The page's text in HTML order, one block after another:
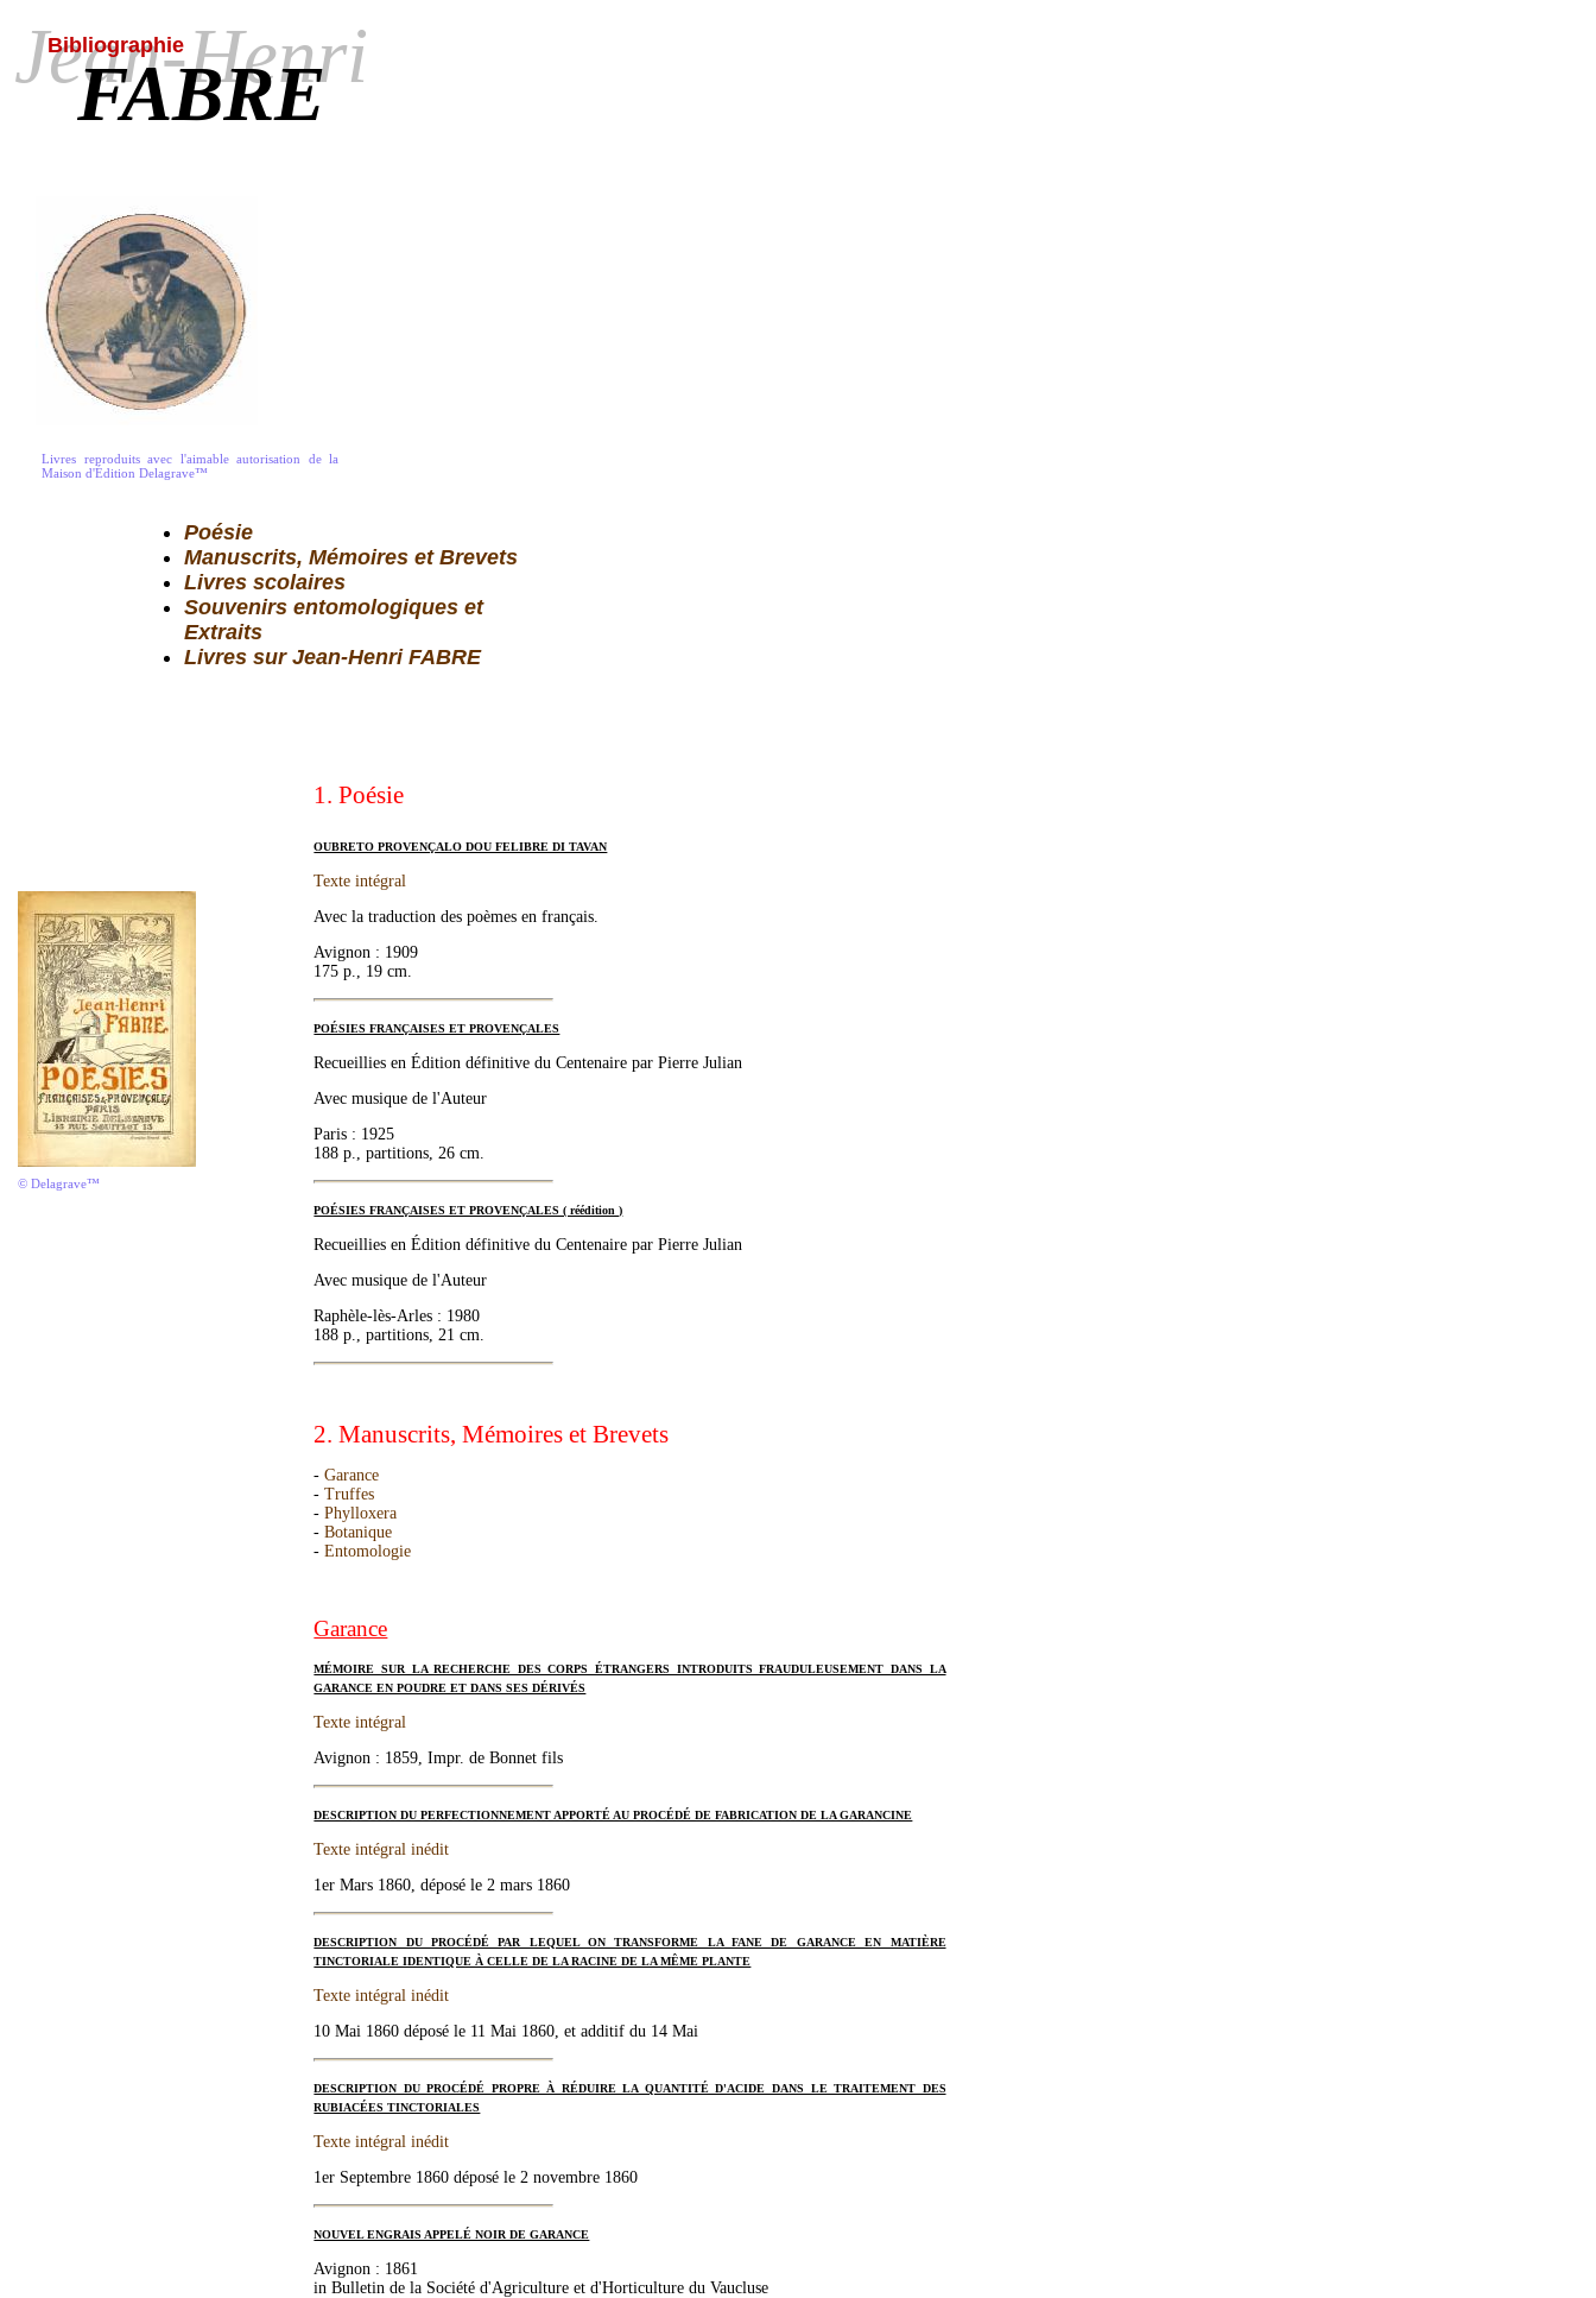
Jean-Henri
FABRE
Bibliographie
© Delagrave™
Poésie
Manuscrits, Mémoires et Brevets
Livres scolaires
Souvenirs entomologiques et
Extraits
Livres sur Jean-Henri FABRE
Livres reproduits avec l'aimable autorisation de la
Maison d'Édition Delagrave™
1. Poésie
OUBRETO PROVENÇALO DOU FELIBRE DI TAVAN
Texte intégral
Avec la traduction des poèmes en français.
Avignon : 1909
175 p., 19 cm.
POÉSIES FRANÇAISES ET PROVENÇALES
Recueillies en Édition définitive du Centenaire par Pierre Julian
Avec musique de l'Auteur
Paris : 1925
188 p., partitions, 26 cm.
POÉSIES FRANÇAISES ET PROVENÇALES ( réédition )
Recueillies en Édition définitive du Centenaire par Pierre Julian
Avec musique de l'Auteur
Raphèle-lès-Arles : 1980
188 p., partitions, 21 cm.
2. Manuscrits, Mémoires et Brevets
- Garance
- Truffes
- Phylloxera
- Botanique
- Entomologie
Garance
MÉMOIRE SUR LA RECHERCHE DES CORPS ÉTRANGERS INTRODUITS FRAUDULEUSEMENT DANS LA
GARANCE EN POUDRE ET DANS SES DÉRIVÉS
Texte intégral
Avignon : 1859, Impr. de Bonnet fils
DESCRIPTION DU PERFECTIONNEMENT APPORTÉ AU PROCÉDÉ DE FABRICATION DE LA GARANCINE
Texte intégral inédit
1er Mars 1860, déposé le 2 mars 1860
DESCRIPTION DU PROCÉDÉ PAR LEQUEL ON TRANSFORME LA FANE DE GARANCE EN MATIÈRE
TINCTORIALE IDENTIQUE À CELLE DE LA RACINE DE LA MÊME PLANTE
Texte intégral inédit
10 Mai 1860 déposé le 11 Mai 1860, et additif du 14 Mai
DESCRIPTION DU PROCÉDÉ PROPRE À RÉDUIRE LA QUANTITÉ D'ACIDE DANS LE TRAITEMENT DES
RUBIACÉES TINCTORIALES
Texte intégral inédit
1er Septembre 1860 déposé le 2 novembre 1860
NOUVEL ENGRAIS APPELÉ NOIR DE GARANCE
Avignon : 1861
in Bulletin de la Société d'Agriculture et d'Horticulture du Vaucluse